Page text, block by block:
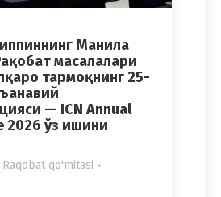
Манила
масалалари
тармоқнинг 25-
— ICN Annual
2026 ўз ишини
Raqobat qo'mitasi